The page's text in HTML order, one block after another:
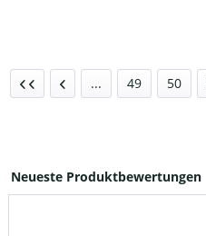
... 49 50
Neueste Produktbewertungen